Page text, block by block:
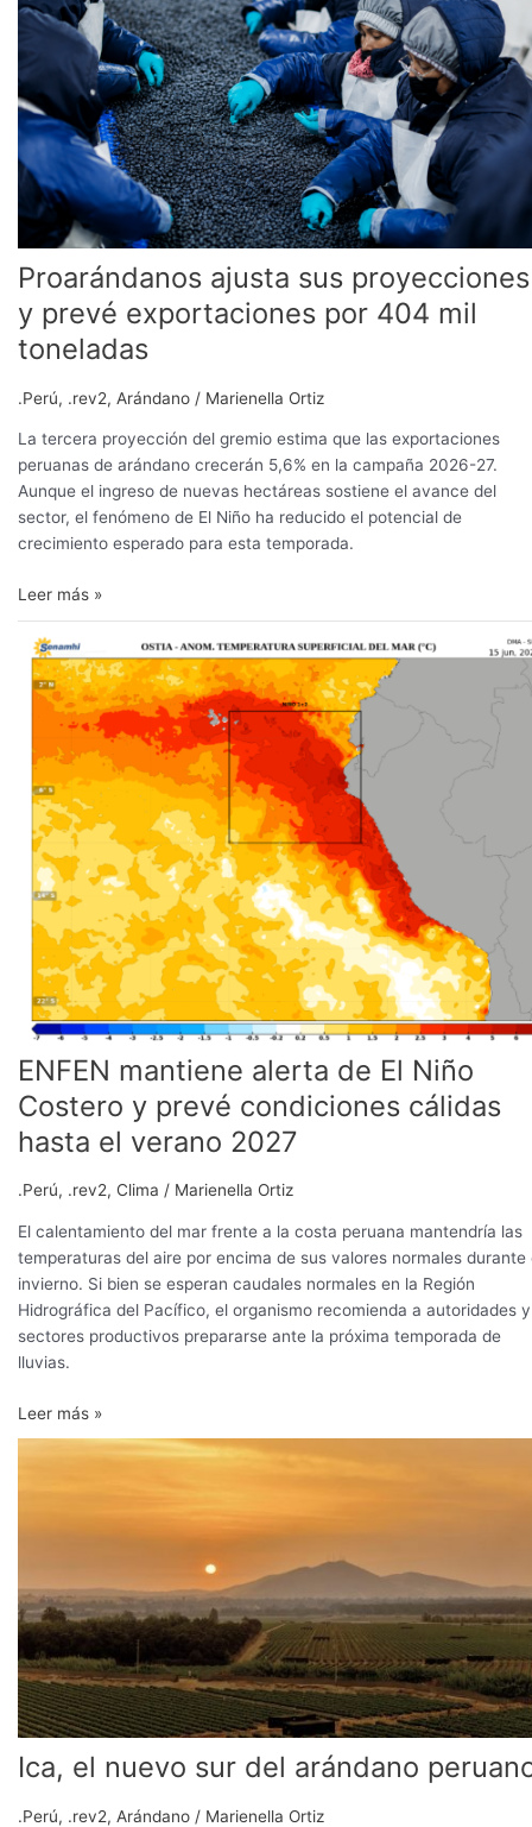
Proarándanos ajusta sus proyecciones
y prevé exportaciones por 404 mil
toneladas
.Perú, .rev2, Arándano / Marienella Ortiz
La tercera proyección del gremio estima que las exportaciones
peruanas de arándano crecerán 5,6% en la campaña 2026-27.
Aunque el ingreso de nuevas hectáreas sostiene el avance del
sector, el fenómeno de El Niño ha reducido el potencial de
crecimiento esperado para esta temporada.
sus
proyecciones
prevé
exportaciones
por
404
toneladas
Leer más »
ENFEN mantiene alerta de El Niño
Costero y prevé condiciones cálidas
hasta el verano 2027
.Perú, .rev2, Clima / Marienella Ortiz
El calentamiento del mar frente a la costa peruana mantendría las
temperaturas del aire por encima de sus valores normales durante
invierno. Si bien se esperan caudales normales en la Región
Hidrográfica del Pacífico, el organismo recomienda a autoridades y
sectores productivos prepararse ante la próxima temporada de
lluvias.
mantiene
alerta
Niño
Costero
prevé
condiciones
cálidas
hasta
verano
2027
Leer más »
Ica, el nuevo sur del arándano
.Perú, .rev2, Arándano / Marienella Ortiz
Ica,
peruano